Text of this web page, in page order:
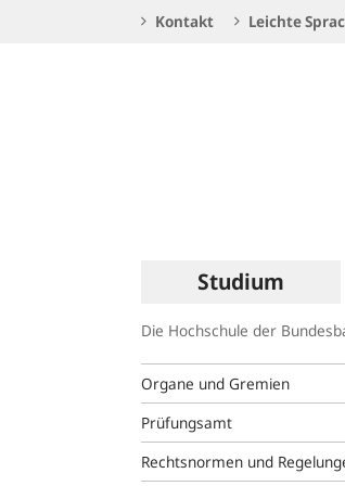
Kontakt Leichte
Hauptnavigation
Studium
Die Hochschule der
Organe und Gremien
Prüfungsamt
Rechtsnormen und